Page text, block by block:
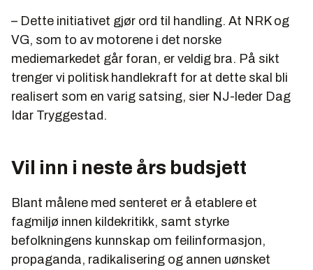
– Dette initiativet gjør ord til handling. At NRK og
VG, som to av motorene i det norske
mediemarkedet går foran, er veldig bra. På sikt
trenger vi politisk handlekraft for at dette skal bli
realisert som en varig satsing, sier NJ-leder Dag
Idar Tryggestad.
Vil inn i neste års budsjett
Blant målene med senteret er å etablere et
fagmiljø innen kildekritikk, samt styrke
befolkningens kunnskap om feilinformasjon,
propaganda, radikalisering og annen uønsket